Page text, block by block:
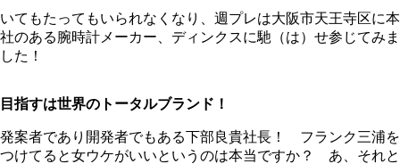
いてもたってもいられなくなり、週プレは大阪市天王寺区に本
社のある腕時計メーカー、ディンクスに馳（は）せ参じてみま
した！
目指すは世界のトータルブランド！
発案者であり開発者でもある下部良貴社長！ フランク三浦を
つけてると女ウケがいいというのは本当ですか？ あ、それと